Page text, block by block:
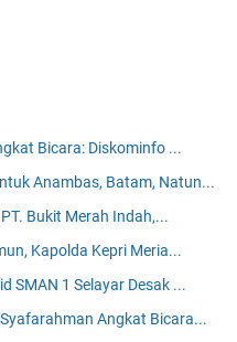
Bicara: Diskominfo ...
Anambas, Batam, Natun...
Bukit Merah Indah,...
Kapolda Kepri Meria...
SMAN 1 Selayar Desak ...
Angkat Bicara...